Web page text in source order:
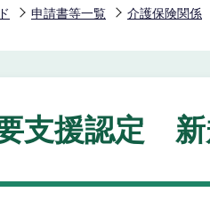
申請書等一覧 介護保険関係
支援認定 新